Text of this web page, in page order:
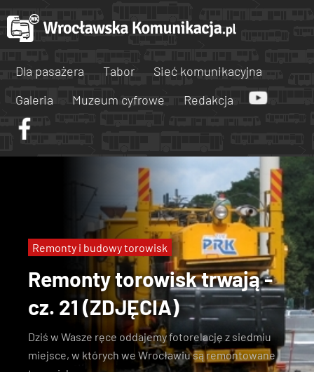
Dla pasażera Tabor
Sieć komunikacyjna
Galeria
Muzeum cyfrowe Redakcja
Remonty torowisk trwają -
cz. 21 (ZDJĘCIA)
Dziś w Wasze ręce oddajemy fotorelację z siedmiu
miejsce, w których we Wrocławiu są remontowane
Remonty i budowy torowisk